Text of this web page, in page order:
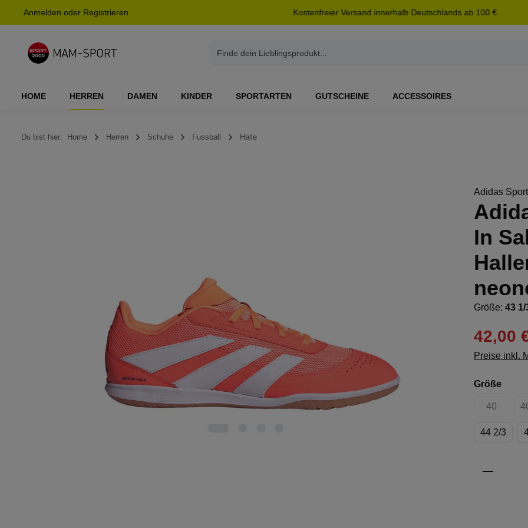
Zur Hauptnavigation springen
Anmelden oder Registrieren Kostenfreier Versand innerhalb Deutschlands ab 100 €
HOME HERREN DAMEN KINDER SPORTARTEN GUTSCHEINE ACCESSOIRES
Du bist hier: Home Herren Schuhe Fussball Halle
Adidas
In
Größe: 43 1/
42,00
Preise inkl.
Größe
40
(Diese
44 2/3